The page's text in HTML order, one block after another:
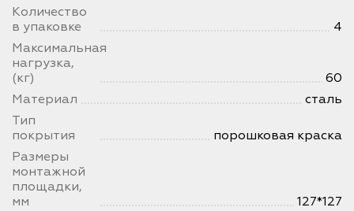
Количество
в упаковке
4
Максимальная
нагрузка,
(кг)
60
Материал
сталь
Тип
покрытия
порошковая краска
Размеры
монтажной
площадки,
мм
127*127